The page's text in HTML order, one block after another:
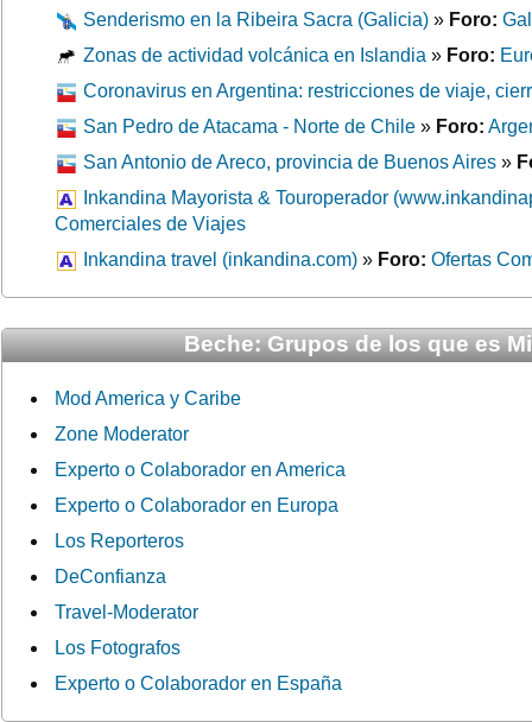
Senderismo en la Ribeira Sacra (Galicia) » Foro:
Zonas de actividad volcánica en Islandia » Foro:
Coronavirus en Argentina: restricciones de viaje,
San Pedro de Atacama - Norte de Chile » Foro:
San Antonio de Areco, provincia de Buenos Aires »
Inkandina Mayorista & Touroperador
Comerciales de Viajes
Inkandina travel (inkandina.com) » Foro: Ofertas
Beche: Grupos de los que es
Mod America y Caribe
Zone Moderator
Experto o Colaborador en America
Experto o Colaborador en Europa
Los Reporteros
DeConfianza
Travel-Moderator
Los Fotografos
Experto o Colaborador en España